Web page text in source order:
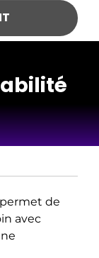
permet de
avec